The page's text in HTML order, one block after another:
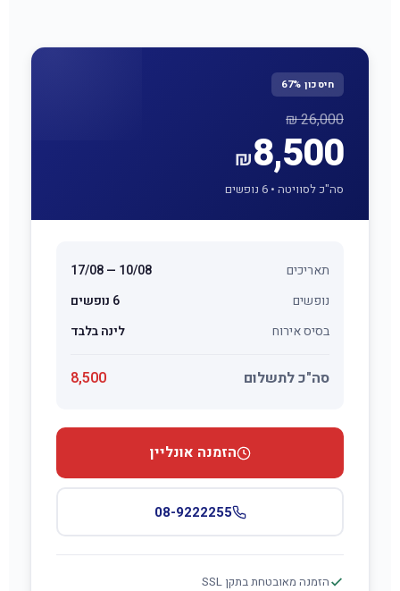
חיסכון 67%
26,000 ₪
8,500
₪
סה"כ לסוויטה • 6 נופשים
תאריכים
10/08 — 17/08
נופשים
6 נופשים
בסיס אירוח
לינה בלבד
סה"כ לתשלום 8,500
הזמנה אונליין
08-9222255
הזמנה מאובטחת בתקן SSL